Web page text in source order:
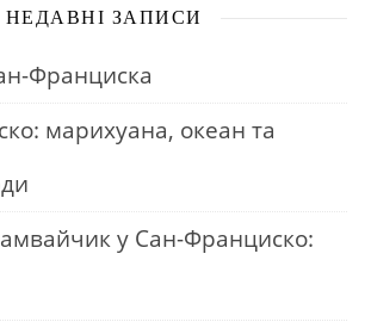
НЕДАВНІ ЗАПИСИ
Франциска
марихуана, океан та
у Сан-Франциско: